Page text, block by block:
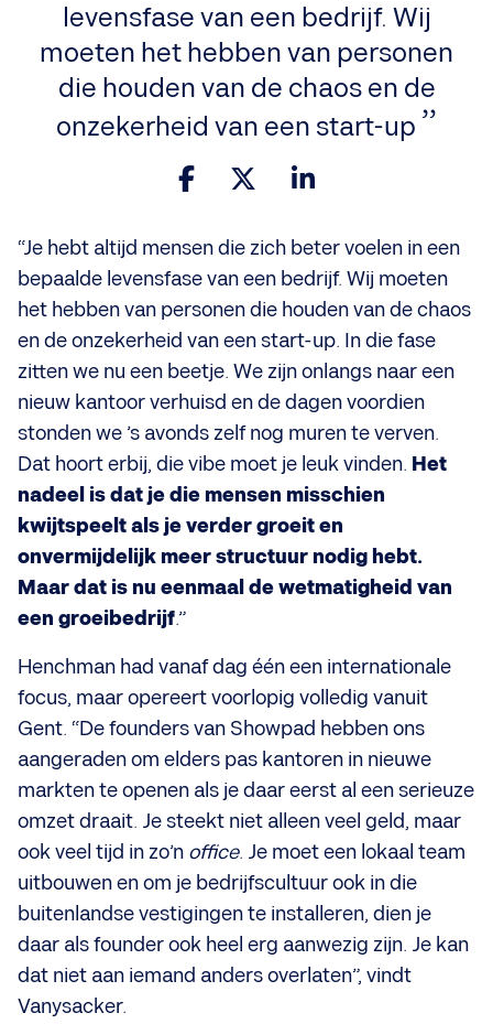
levensfase van een bedrijf. Wij
moeten het hebben van personen
die houden van de chaos en de
onzekerheid van een start-up
“Je hebt altijd mensen die zich beter voelen in een
bepaalde levensfase van een bedrijf. Wij moeten
het hebben van personen die houden van de chaos
en de onzekerheid van een start-up. In die fase
zitten we nu een beetje. We zijn onlangs naar een
nieuw kantoor verhuisd en de dagen voordien
stonden we ’s avonds zelf nog muren te verven.
Dat hoort erbij, die vibe moet je leuk vinden. Het
nadeel is dat je die mensen misschien
kwijtspeelt als je verder groeit en
onvermijdelijk meer structuur nodig hebt.
Maar dat is nu eenmaal de wetmatigheid van
een groeibedrijf.”
Henchman had vanaf dag één een internationale
focus, maar opereert voorlopig volledig vanuit
Gent. “De founders van Showpad hebben ons
aangeraden om elders pas kantoren in nieuwe
markten te openen als je daar eerst al een serieuze
omzet draait. Je steekt niet alleen veel geld, maar
ook veel tijd in zo’n office. Je moet een lokaal team
uitbouwen en om je bedrijfscultuur ook in die
buitenlandse vestigingen te installeren, dien je
daar als founder ook heel erg aanwezig zijn. Je kan
dat niet aan iemand anders overlaten”, vindt
Vanysacker.